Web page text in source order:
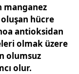
manganez
hücre
antioksidan
olmak üzere
olumsuz
olur.